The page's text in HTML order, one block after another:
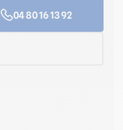
04 80 16 13 92